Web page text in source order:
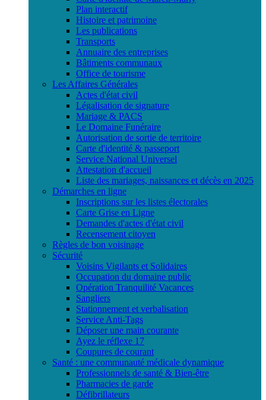
Plan interactif
Histoire et patrimoine
Les publications
Transports
Annuaire des entreprises
Bâtiments communaux
Office de tourisme
Les Affaires Générales
Actes d'état civil
Légalisation de signature
Mariage & PACS
Le Domaine Funéraire
Autorisation de sortie de territoire
Carte d'identité & passeport
Service National Universel
Attestation d'accueil
Liste des mariages, naissances et décès en 2025
Démarches en ligne
Inscriptions sur les listes électorales
Carte Grise en Ligne
Demandes d'actes d'état civil
Recensement citoyen
Règles de bon voisinage
Sécurité
Voisins Vigilants et Solidaires
Occupation du domaine public
Opération Tranquilité Vacances
Sangliers
Stationnement et verbalisation
Service Anti-Tags
Déposer une main courante
Ayez le réflexe 17
Coupures de courant
Santé : une communauté médicale dynamique
Professionnels de santé & Bien-être
Pharmacies de garde
Défibrillateurs